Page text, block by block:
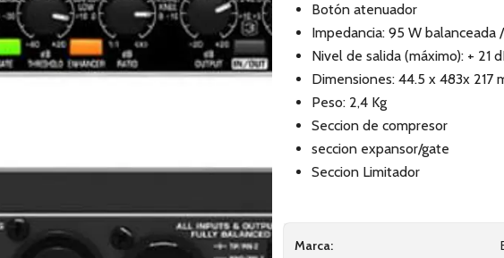
Botón atenuador
Impedancia: 95 W balanceada
Nivel de salida (máximo): + 21
Dimensiones: 44.5 x 483x 217
Peso: 2,4 Kg
Seccion de compresor
seccion expansor/gate
Seccion Limitador
Marca: